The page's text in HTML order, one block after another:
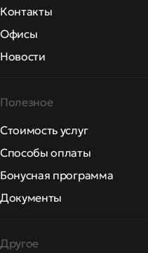
Контакты
Офисы
Новости
Полезное
Стоимость услуг
Способы оплаты
Бонусная программа
Документы
Другое